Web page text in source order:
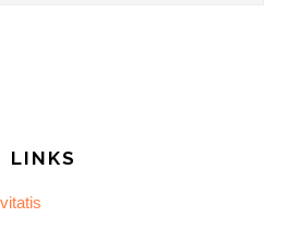
LINKS